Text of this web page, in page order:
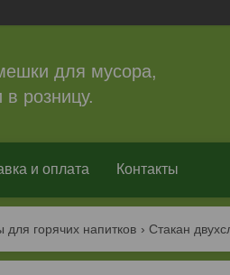
для мусора,
розницу.
и оплата Контакты
для горячих напитков